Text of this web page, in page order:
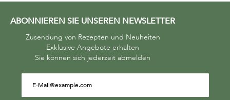
ABONNIEREN SIE UNSEREN NEWSLETTER
Zusendung von Rezepten und Neuheiten
Exklusive Angebote erhalten
Sie können sich jederzeit abmelden